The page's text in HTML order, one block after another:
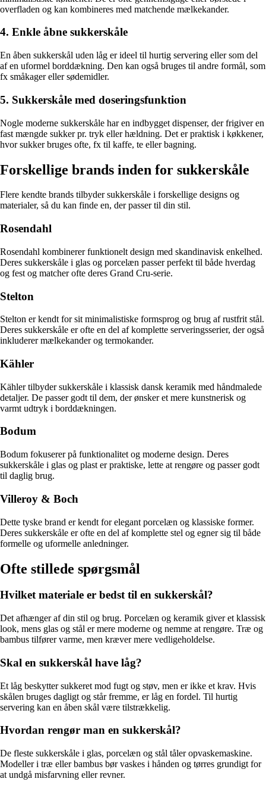
overfladen og kan kombineres med matchende mælkekander.
4. Enkle åbne sukkerskåle
En åben sukkerskål uden låg er ideel til hurtig servering eller som del
af en uformel borddækning. Den kan også bruges til andre formål, som
fx småkager eller sødemidler.
5. Sukkerskåle med doseringsfunktion
Nogle moderne sukkerskåle har en indbygget dispenser, der frigiver en
fast mængde sukker pr. tryk eller hældning. Det er praktisk i køkkener,
hvor sukker bruges ofte, fx til kaffe, te eller bagning.
Forskellige brands inden for sukkerskåle
Flere kendte brands tilbyder sukkerskåle i forskellige designs og
materialer, så du kan finde en, der passer til din stil.
Rosendahl
Rosendahl kombinerer funktionelt design med skandinavisk enkelhed.
Deres sukkerskåle i glas og porcelæn passer perfekt til både hverdag
og fest og matcher ofte deres Grand Cru-serie.
Stelton
Stelton er kendt for sit minimalistiske formsprog og brug af rustfrit stål.
Deres sukkerskåle er ofte en del af komplette serveringsserier, der også
inkluderer mælkekander og termokander.
Kähler
Kähler tilbyder sukkerskåle i klassisk dansk keramik med håndmalede
detaljer. De passer godt til dem, der ønsker et mere kunstnerisk og
varmt udtryk i borddækningen.
Bodum
Bodum fokuserer på funktionalitet og moderne design. Deres
sukkerskåle i glas og plast er praktiske, lette at rengøre og passer godt
til daglig brug.
Villeroy & Boch
Dette tyske brand er kendt for elegant porcelæn og klassiske former.
Deres sukkerskåle er ofte en del af komplette stel og egner sig til både
formelle og uformelle anledninger.
Ofte stillede spørgsmål
Hvilket materiale er bedst til en sukkerskål?
Det afhænger af din stil og brug. Porcelæn og keramik giver et klassisk
look, mens glas og stål er mere moderne og nemme at rengøre. Træ og
bambus tilfører varme, men kræver mere vedligeholdelse.
Skal en sukkerskål have låg?
Et låg beskytter sukkeret mod fugt og støv, men er ikke et krav. Hvis
skålen bruges dagligt og står fremme, er låg en fordel. Til hurtig
servering kan en åben skål være tilstrækkelig.
Hvordan rengør man en sukkerskål?
De fleste sukkerskåle i glas, porcelæn og stål tåler opvaskemaskine.
Modeller i træ eller bambus bør vaskes i hånden og tørres grundigt for
at undgå misfarvning eller revner.